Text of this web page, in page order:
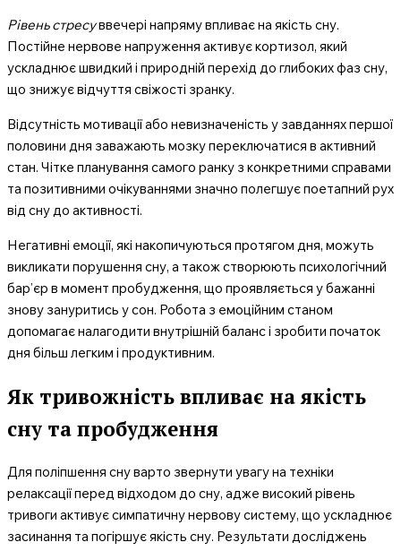
Рівень стресуввечері напряму впливає на якість сну.
Постійне нервове напруження активує кортизол, який
ускладнює швидкий і природній перехід до глибоких фаз сну,
що знижує відчуття свіжості зранку.
Відсутність мотивації або невизначеність у завданнях першої
половини дня заважають мозку переключатися в активний
стан. Чітке планування самого ранку з конкретними справами
та позитивними очікуваннями значно полегшує поетапний рух
від сну до активності.
Негативні емоції, які накопичуються протягом дня, можуть
викликати порушення сну, а також створюють психологічний
бар’єр в момент пробудження, що проявляється у бажанні
знову зануритись у сон. Робота з емоційним станом
допомагає налагодити внутрішній баланс і зробити початок
дня більш легким і продуктивним.
Як тривожність впливає на якість
сну та пробудження
Для поліпшення сну варто звернути увагу на техніки
релаксації перед відходом до сну, адже високий рівень
тривоги активує симпатичну нервову систему, що ускладнює
засинання та погіршує якість сну. Результати досліджень